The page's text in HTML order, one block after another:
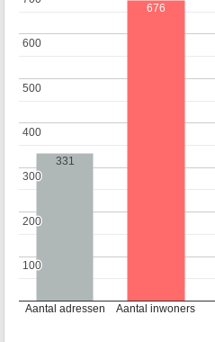
Aantal adressen Aantal inwoners
100
100
200
200
300
300
400
400
500
500
600
600
331
676